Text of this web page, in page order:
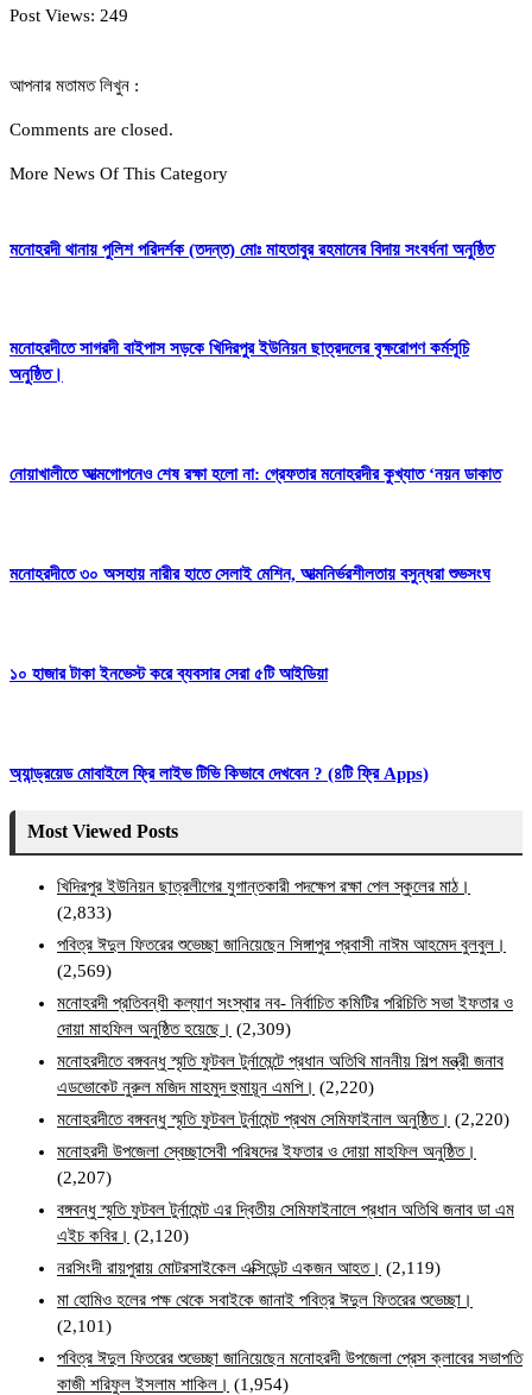
Post Views: 249
আপনার মতামত লিখুন :
Comments are closed.
More News Of This Category
মনোহরদী থানায় পুলিশ পরিদর্শক (তদন্ত) মোঃ মাহতাবুর রহমানের বিদায় সংবর্ধনা অনুষ্ঠিত
মনোহরদীতে সাগরদী বাইপাস সড়কে খিদিরপুর ইউনিয়ন ছাত্রদলের বৃক্ষরোপণ কর্মসূচি
অনুষ্ঠিত।
নোয়াখালীতে আত্মগোপনেও শেষ রক্ষা হলো না: গ্রেফতার মনোহরদীর কুখ্যাত ‘নয়ন ডাকাত
মনোহরদীতে ৩০ অসহায় নারীর হাতে সেলাই মেশিন, আত্মনির্ভরশীলতায় বসুন্ধরা শুভসংঘ
১০ হাজার টাকা ইনভেস্ট করে ব্যবসার সেরা ৫টি আইডিয়া
অ্যান্ড্রয়েড মোবাইলে ফ্রি লাইভ টিভি কিভাবে দেখবেন ? (৪টি ফ্রি Apps)
Most Viewed Posts
খিদিরপুর ইউনিয়ন ছাত্রলীগের যুগান্তকারী পদক্ষেপ রক্ষা পেল স্কুলের মাঠ।
(2,833)
পবিত্র ঈদুল ফিতরের শুভেচ্ছা জানিয়েছেন সিঙ্গাপুর প্রবাসী নাঈম আহমেদ বুলবুল।
(2,569)
মনোহরদী প্রতিবন্ধী কল্যাণ সংস্থার নব- নির্বাচিত কমিটির পরিচিতি সভা ইফতার ও
দোয়া মাহফিল অনুষ্ঠিত হয়েছে। (2,309)
মনোহরদীতে বঙ্গবন্ধু স্মৃতি ফুটবল টুর্নামেন্টে প্রধান অতিথি মাননীয় শিল্প মন্ত্রী জনাব
এডভোকেট নুরুল মজিদ মাহমুদ হুমায়ূন এমপি। (2,220)
মনোহরদীতে বঙ্গবন্ধু স্মৃতি ফুটবল টুর্নামেন্ট প্রথম সেমিফাইনাল অনুষ্ঠিত। (2,220)
মনোহরদী উপজেলা স্বেচ্ছাসেবী পরিষদের ইফতার ও দোয়া মাহফিল অনুষ্ঠিত।
(2,207)
বঙ্গবন্ধু স্মৃতি ফুটবল টুর্নামেন্ট এর দ্বিতীয় সেমিফাইনালে প্রধান অতিথি জনাব ডা এম
এইচ কবির। (2,120)
নরসিংদী রায়পুরায় মোটরসাইকেল এক্সিডেন্ট একজন আহত। (2,119)
মা হোমিও হলের পক্ষ থেকে সবাইকে জানাই পবিত্র ঈদুল ফিতরের শুভেচ্ছা।
(2,101)
পবিত্র ঈদুল ফিতরের শুভেচ্ছা জানিয়েছেন মনোহরদী উপজেলা প্রেস ক্লাবের সভাপতি
কাজী শরিফুল ইসলাম শাকিল। (1,954)